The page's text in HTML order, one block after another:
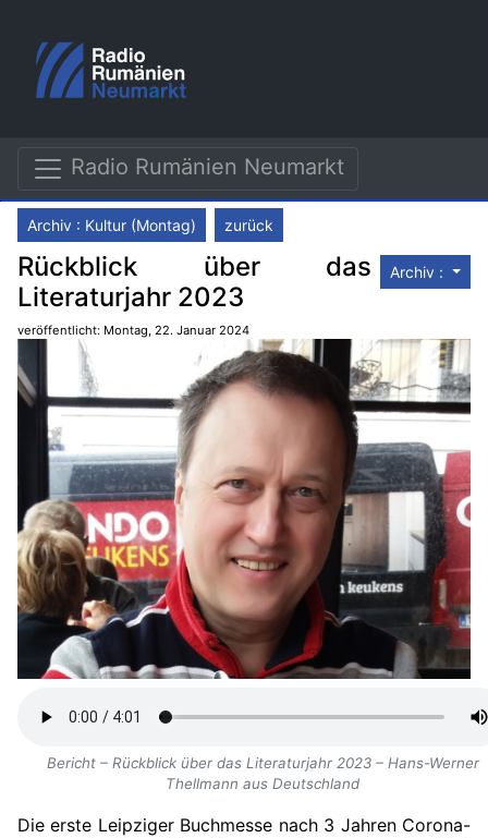
Radio Rumänien Neumarkt
Archiv : Kultur (Montag) zurück
Archiv :
Rückblick über das
Literaturjahr 2023
veröffentlicht: Montag, 22. Januar 2024
Bericht – Rückblick über das Literaturjahr 2023 – Hans-Werner
Thellmann aus Deutschland
Die erste Leipziger Buchmesse nach 3 Jahren Corona-